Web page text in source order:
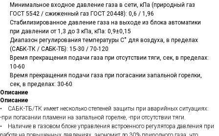
Минимальное входное давление газа в сети, кПа (природный газ
ГОСТ 5542 / сжиженный газ ГОСТ 20448): 0,6 / 1,96
Стабилизированное давление газа на выходе из блока автоматики
при давлении от 1,3 до 3 кПа, кПа: 0,9±0,15
Диапазон регулирования температуры С˚ для воздуха, в пределах
(САБК-ТК / САБК-ТБ): 15-30 / 70-120
Время прекращения подачи газа при отсутствии тяги, сек, в пределах:
10-60
Время прекращения подачи газа при погасании запальной горелки,
сек, в пределах: 30-60
Описание
Описание
• САБК-ТБ/ТК имеет несколько степеней защиты при аварийных ситуациях:
-при погасании пламени на запальной горелке, -при отсутствии тяги.
• Наличие в газовом блоке управления встроенного регулятора давления при